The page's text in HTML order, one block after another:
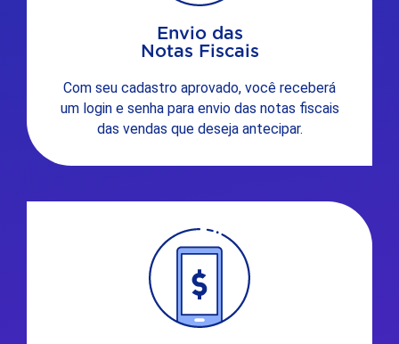
Envio das
Notas Fiscais
Com seu cadastro aprovado, você receberá
um login e senha para envio das notas fiscais
das vendas que deseja antecipar.